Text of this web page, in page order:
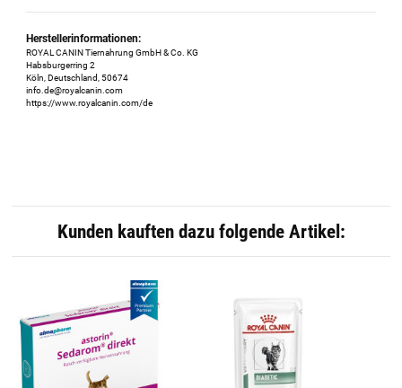
Herstellerinformationen:
ROYAL CANIN Tiernahrung GmbH & Co. KG
Habsburgerring 2
Köln, Deutschland, 50674
info.de@royalcanin.com
https://www.royalcanin.com/de
Kunden kauften dazu folgende Artikel: